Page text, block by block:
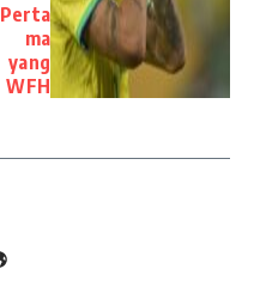
Perta
ma
yang
WFH